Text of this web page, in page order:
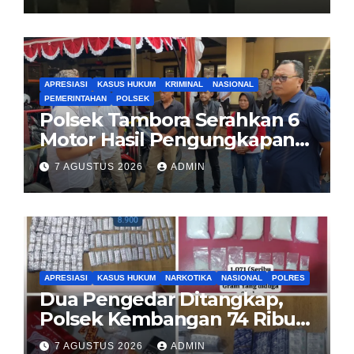
00 Pondok Aren
APRESIASI KASUS HUKUM KRIMINAL
NASIONAL
PEMERINTAHAN
POLSEK
Polsek Tambora Serahkan 6
Motor Hasil Pengungkapan
Kasus Curanmor Kepada
Pemilik Yang sah
7 AGUSTUS 2026 ADMIN
APRESIASI KASUS HUKUM NARKOTIKA NASIONAL POLRES
Dua Pengedar Ditangkap,
Polsek Kembangan 74 Ribu
Obat Keras, Sabu Hingga
7 AGUSTUS 2026 ADMIN